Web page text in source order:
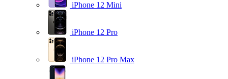
iPhone 12 Mini
iPhone 12 Pro
iPhone 12 Pro Max